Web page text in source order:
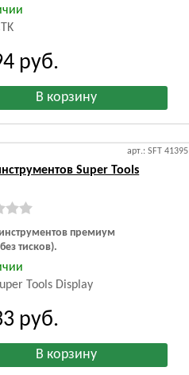
руб.
арт.: SFT 41395
Super Tools
премиум
тисков).
Tools Display
руб.